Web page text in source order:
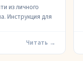
из личного
Инструкция для
Читать →